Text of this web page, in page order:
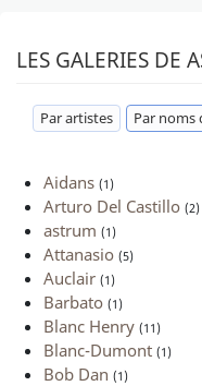
LES GALERIES DE
Par artistes Par noms
Aidans (1)
Arturo Del Castillo (2)
astrum (1)
Attanasio (5)
Auclair (1)
Barbato (1)
Blanc Henry (11)
Blanc-Dumont (1)
Bob Dan (1)